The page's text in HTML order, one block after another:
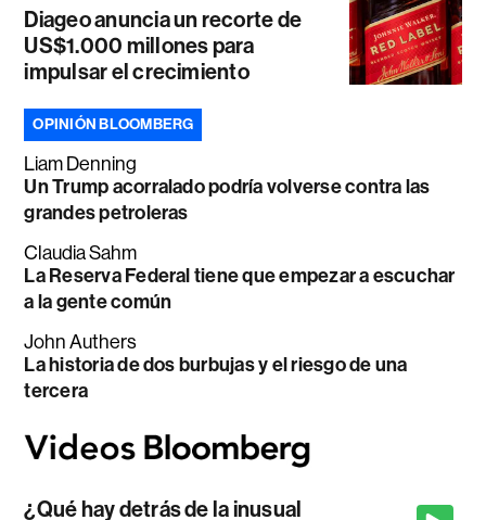
Diageo anuncia un recorte de
US$1.000 millones para
impulsar el crecimiento
OPINIÓN BLOOMBERG
Liam Denning
Un Trump acorralado podría volverse contra las
grandes petroleras
Claudia Sahm
La Reserva Federal tiene que empezar a escuchar
a la gente común
John Authers
La historia de dos burbujas y el riesgo de una
tercera
¿Qué hay detrás de la inusual